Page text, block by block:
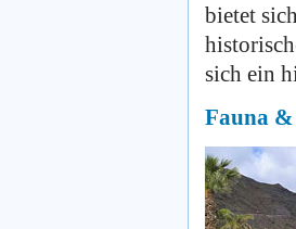
bietet
sich ein
Fauna